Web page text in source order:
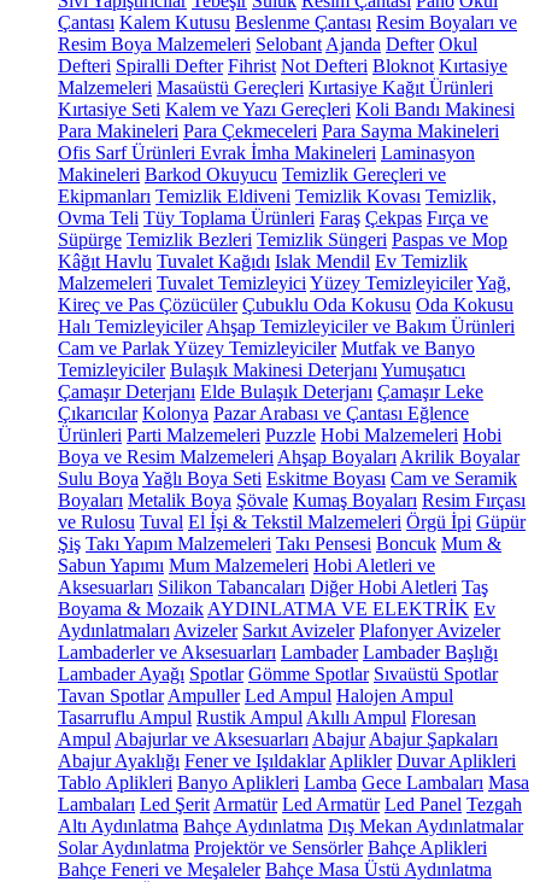
Çantası Kalem Kutusu Beslenme Çantası Resim Boyaları ve
Resim Boya Malzemeleri Selobant Ajanda Defter Okul
Defteri Spiralli Defter Fihrist Not Defteri Bloknot Kırtasiye
Malzemeleri Masaüstü Gereçleri Kırtasiye Kağıt Ürünleri
Kırtasiye Seti Kalem ve Yazı Gereçleri Koli Bandı Makinesi
Para Makineleri Para Çekmeceleri Para Sayma Makineleri
Ofis Sarf Ürünleri Evrak İmha Makineleri Laminasyon
Makineleri Barkod Okuyucu Temizlik Gereçleri ve
Ekipmanları Temizlik Eldiveni Temizlik Kovası Temizlik,
Ovma Teli Tüy Toplama Ürünleri Faraş Çekpas Fırça ve
Süpürge Temizlik Bezleri Temizlik Süngeri Paspas ve Mop
Kâğıt Havlu Tuvalet Kağıdı Islak Mendil Ev Temizlik
Malzemeleri Tuvalet Temizleyici Yüzey TemizleyicilerYağ,
Kireç ve Pas Çözücüler Çubuklu Oda Kokusu Oda Kokusu
Halı Temizleyiciler Ahşap Temizleyiciler ve Bakım Ürünleri
Cam ve Parlak Yüzey Temizleyiciler Mutfak ve Banyo
Temizleyiciler Bulaşık Makinesi Deterjanı Yumuşatıcı
Çamaşır Deterjanı Elde Bulaşık Deterjanı Çamaşır Leke
Çıkarıcılar Kolonya Pazar Arabası ve Çantası Eğlence
Ürünleri Parti Malzemeleri Puzzle Hobi Malzemeleri Hobi
Boya ve Resim Malzemeleri Ahşap Boyaları Akrilik Boyalar
Sulu Boya Yağlı Boya Seti Eskitme Boyası Cam ve Seramik
Boyaları Metalik Boya Şövale Kumaş Boyaları Resim Fırçası
ve Rulosu Tuval El İşi & Tekstil Malzemeleri Örgü İpi Güpür
Şiş Takı Yapım Malzemeleri Takı Pensesi Boncuk Mum &
Sabun Yapımı Mum Malzemeleri Hobi Aletleri ve
Aksesuarları Silikon Tabancaları Diğer Hobi Aletleri Taş
Boyama & Mozaik AYDINLATMA VE ELEKTRİK Ev
Aydınlatmaları Avizeler Sarkıt Avizeler Plafonyer Avizeler
Lambaderler ve Aksesuarları Lambader Lambader Başlığı
Lambader Ayağı Spotlar Gömme Spotlar Sıvaüstü Spotlar
Tavan Spotlar Ampuller Led Ampul Halojen Ampul
Tasarruflu Ampul Rustik Ampul Akıllı Ampul Floresan
Ampul Abajurlar ve Aksesuarları Abajur Abajur Şapkaları
Abajur Ayaklığı Fener ve Işıldaklar Aplikler Duvar Aplikleri
Tablo Aplikleri Banyo Aplikleri Lamba Gece Lambaları Masa
Lambaları Led Şerit Armatür Led Armatür Led Panel Tezgah
Altı Aydınlatma Bahçe Aydınlatma Dış Mekan Aydınlatmalar
Solar Aydınlatma Projektör ve Sensörler Bahçe Aplikleri
Bahçe Feneri ve Meşaleler Bahçe Masa Üstü Aydınlatma